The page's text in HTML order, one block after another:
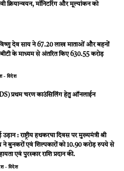
क्रियान्वयन, मॉनिटरिंग और मूल्यांकन को
विष्णु देव साय ने 67.20 लाख माताओं और बहनों
के माध्यम से अंतरित किए 630.55 करोड़
- विदेश
प्रथम चरण काउंसिलिंग हेतु ऑनलाईन
: राष्ट्रीय हथकरघा दिवस पर मुख्यमंत्री श्री
ने बुनकरों एवं शिल्पकारों को 10.90 करोड़ रुपये से
एवं पुरस्कार राशि प्रदान की.
- विदेश